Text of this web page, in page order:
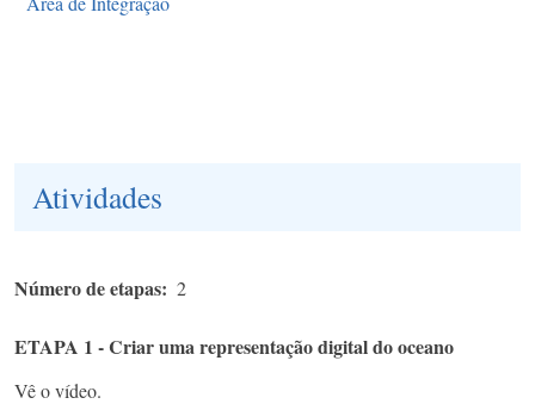
Atividades
Número de etapas 2
ETAPA 1 - Criar uma representação digital do oceano
Vê o vídeo.